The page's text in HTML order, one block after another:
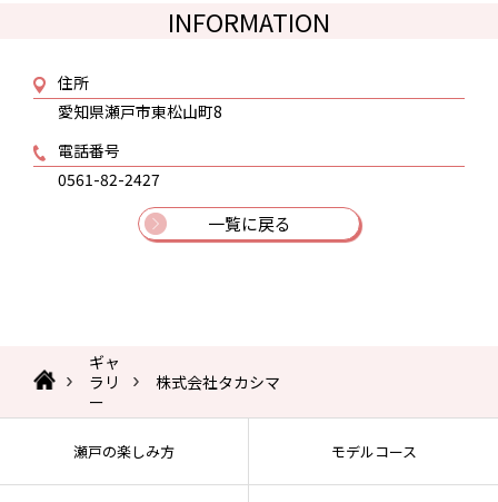
INFORMATION
住所
愛知県瀬戸市東松山町8
電話番号
0561-82-2427
一覧に戻る
ギャ
ラリ
ー
株式会社タカシマ
瀬戸の楽しみ方 モデルコース